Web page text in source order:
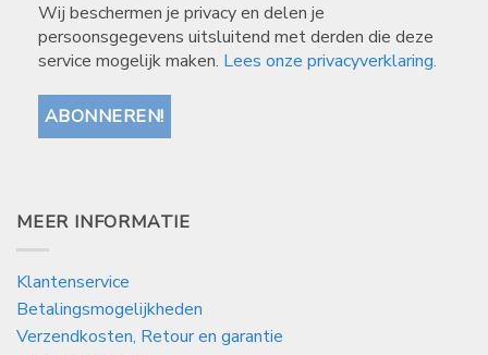
Wij beschermen je privacy en delen je
persoonsgegevens uitsluitend met derden die deze
service mogelijk maken. Lees onze privacyverklaring.
MEER INFORMATIE
Klantenservice
Betalingsmogelijkheden
Verzendkosten, Retour en garantie